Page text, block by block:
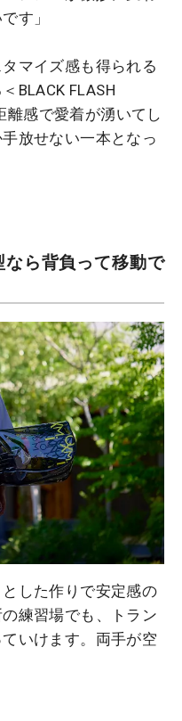
す」
マイズ感も得られる
BLACK FLASH
離感で愛着が湧いてし
放せない一本となっ
ら背負って移動で
した作りで安定感の
練習場でも、トラン
いけます。両手が空